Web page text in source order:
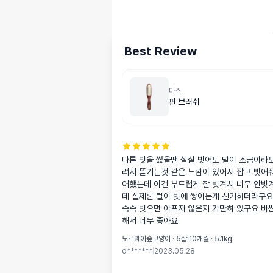
Best Review
마스
핀 브러쉬
다른 빗을 썼을땐 살살 빗어도 털이 조금이라
려서 뜯기는것 같은 느낌이 있어서 잡고 빗어
어했는데 이건 부드럽게 잘 빗겨서 너무 안빗
데 실제론 털이 빗에 쌓이는게 신기하더라구
슥슥 빗으면 아프지 않은지 가만히 있구요 비
해서 너무 좋아요
노르웨이숲고양이 · 5살 10개월 · 5.1kg
d******* 2023.05.28